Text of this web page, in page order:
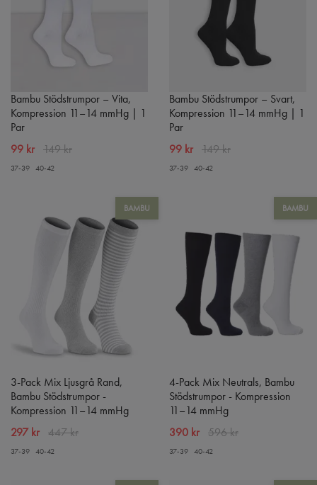
Bambu Stödstrumpor – Vita,
Kompression 11–14 mmHg | 1
Par
99 kr 149 kr
37-39 40-42
Bambu Stödstrumpor – Svart,
Kompression 11–14 mmHg | 1
Par
99 kr 149 kr
37-39 40-42
BAMBU
3-Pack Mix Ljusgrå Rand,
Bambu Stödstrumpor -
Kompression 11–14 mmHg
297 kr 447 kr
37-39 40-42
BAMBU
4-Pack Mix Neutrals, Bambu
Stödstrumpor - Kompression
11–14 mmHg
390 kr 596 kr
37-39 40-42